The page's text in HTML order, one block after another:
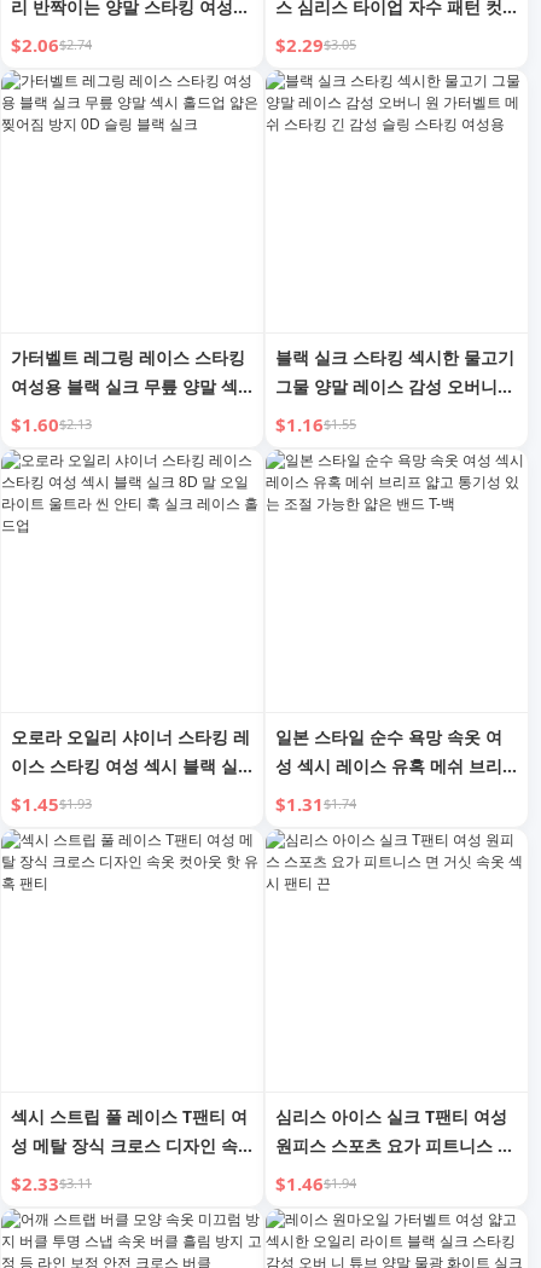
리 반짝이는 양말 스타킹 여성
최고급 살색 팬티 스타킹 누드
느낌 검은색 반사 초박형 말 오
일 실크 양말
$2.06$2.74
스 심리스 타이업 자수 패턴 컷
아웃 속옷 여성용 T-타입 팬츠
$2.29$3.05
가터벨트 레그링 레이스 스타킹
여성용 블랙 실크 무릎 양말 섹
시 홀드업 얇은 찢어짐 방지 0D
슬링 블랙 실크
$1.60$2.13
블랙 실크 스타킹 섹시한 물고기
그물 양말 레이스 감성 오버니
원 가터벨트 메쉬 스타킹 긴 감
성 슬링 스타킹 여성용
$1.16$1.55
오로라 오일리 샤이너 스타킹 레
이스 스타킹 여성 섹시 블랙 실
크 8D 말 오일 라이트 울트라 씬
안티 훅 실크 레이스 홀드업
$1.45$1.93
일본 스타일 순수 욕망 속옷 여
성 섹시 레이스 유혹 메쉬 브리
프 얇고 통기성 있는 조절 가능
한 얇은 밴드 T-백
$1.31$1.74
섹시 스트립 풀 레이스 T팬티 여
성 메탈 장식 크로스 디자인 속
옷 컷아웃 핫 유혹 팬티
$2.33$3.11
심리스 아이스 실크 T팬티 여성
원피스 스포츠 요가 피트니스 면
거싯 속옷 섹시 팬티 끈
$1.46$1.94